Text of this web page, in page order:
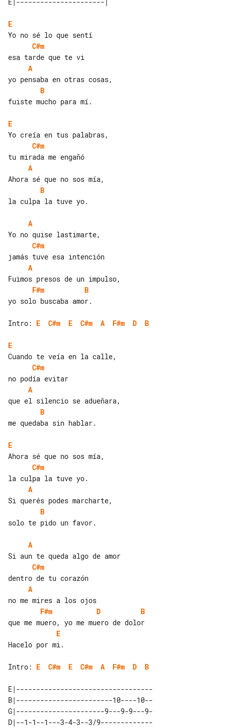
E
C#m
A
B
fuiste mucho para mí.
E
C#m
A
B
la culpa la tuve yo.
A
C#m
A
F#m
B
yo solo buscaba amor.
Intro: E C#m E C#m A F#m D B
E
C#m
A
B
me quedaba sin hablar.
E
C#m
A
B
solo te pido un favor.
A
C#m
A
F#m
D
B
E
Hacelo por mi.
Intro: E C#m E C#m A F#m D B
E|----------------------------------
B|------------------------10----10--
G|----------------------9---9-9---9-
D|--1-1--1---3-4-3--3/9-------------